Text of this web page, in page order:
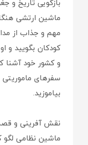
بازگویی تاریخ و
ماشین ارتشی
مهم و جذاب از
کودکان بگویید و
و کشور خود آشنا
سفرهای ماموریتی
بیاموزید.
نقش آفرینی و
ماشین نظامی لگو